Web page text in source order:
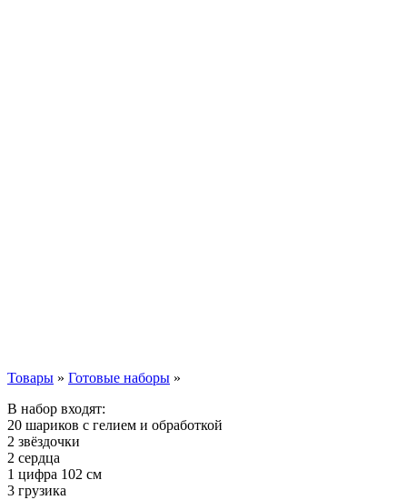
Товары » Готовые наборы »
В набор входят:
20 шариков с гелием и обработкой
2 звёздочки
2 сердца
1 цифра 102 см
3 грузика